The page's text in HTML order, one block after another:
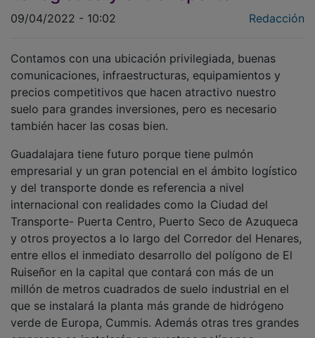
09/04/2022 - 10:02
comunicaciones, infraestructuras, equipamientos y
precios competitivos que hacen atractivo nuestro
suelo para grandes inversiones, pero es necesario
también hacer las cosas bien.
empresarial y un gran potencial en el ámbito logístico
y del transporte donde es referencia a nivel
internacional con realidades como la Ciudad del
Transporte- Puerta Centro, Puerto Seco de Azuqueca
y otros proyectos a lo largo del Corredor del Henares,
entre ellos el inmediato desarrollo del polígono de El
Ruiseñor en la capital que contará con más de un
millón de metros cuadrados de suelo industrial en el
que se instalará la planta más grande de hidrógeno
verde de Europa, Cummis. Además otras tres grandes
empresas se instalarán en nuestros polígonos